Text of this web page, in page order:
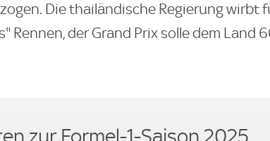
Die thailändische Regierung wirbt
Rennen, der Grand Prix solle dem Land
zur Formel-1-Saison 2025